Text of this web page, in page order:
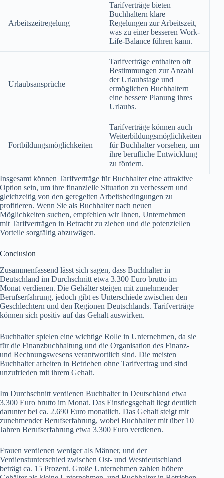
Arbeitszeitregelung
Tarifverträge bieten
Buchhaltern klare
Regelungen zur Arbeitszeit,
was zu einer besseren Work-
Life-Balance führen kann.
Urlaubsansprüche
Tarifverträge enthalten oft
Bestimmungen zur Anzahl
der Urlaubstage und
ermöglichen Buchhaltern
eine bessere Planung ihres
Urlaubs.
Fortbildungsmöglichkeiten
Tarifverträge können auch
Weiterbildungsmöglichkeiten
für Buchhalter vorsehen, um
ihre berufliche Entwicklung
zu fördern.
Insgesamt können Tarifverträge für Buchhalter eine attraktive
Option sein, um ihre finanzielle Situation zu verbessern und
gleichzeitig von den geregelten Arbeitsbedingungen zu
profitieren. Wenn Sie als Buchhalter nach neuen
Möglichkeiten suchen, empfehlen wir Ihnen, Unternehmen
mit Tarifverträgen in Betracht zu ziehen und die potenziellen
Vorteile sorgfältig abzuwägen.
Conclusion
Zusammenfassend lässt sich sagen, dass Buchhalter in
Deutschland im Durchschnitt etwa 3.300 Euro brutto im
Monat verdienen. Die Gehälter steigen mit zunehmender
Berufserfahrung, jedoch gibt es Unterschiede zwischen den
Geschlechtern und den Regionen Deutschlands. Tarifverträge
können sich positiv auf das Gehalt auswirken.
Buchhalter spielen eine wichtige Rolle in Unternehmen, da sie
für die Finanzbuchhaltung und die Organisation des Finanz-
und Rechnungswesens verantwortlich sind. Die meisten
Buchhalter arbeiten in Betrieben ohne Tarifvertrag und sind
unzufrieden mit ihrem Gehalt.
Im Durchschnitt verdienen Buchhalter in Deutschland etwa
3.300 Euro brutto im Monat. Das Einstiegsgehalt liegt deutlich
darunter bei ca. 2.690 Euro monatlich. Das Gehalt steigt mit
zunehmender Berufserfahrung, wobei Buchhalter mit über 10
Jahren Berufserfahrung etwa 3.300 Euro verdienen.
Frauen verdienen weniger als Männer, und der
Verdienstunterschied zwischen Ost- und Westdeutschland
beträgt ca. 15 Prozent. Große Unternehmen zahlen höhere